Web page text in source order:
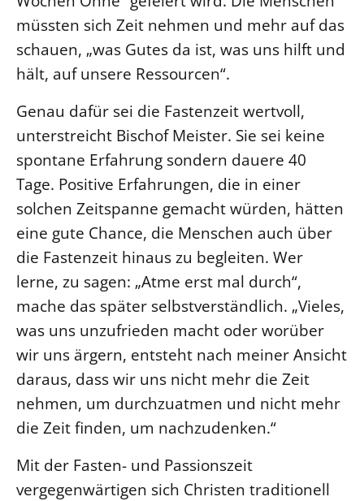
müssten sich Zeit nehmen und mehr auf das
schauen, „was Gutes da ist, was uns hilft und
hält, auf unsere Ressourcen“.
Genau dafür sei die Fastenzeit wertvoll,
unterstreicht Bischof Meister. Sie sei keine
spontane Erfahrung sondern dauere 40
Tage. Positive Erfahrungen, die in einer
solchen Zeitspanne gemacht würden, hätten
eine gute Chance, die Menschen auch über
die Fastenzeit hinaus zu begleiten. Wer
lerne, zu sagen: „Atme erst mal durch“,
mache das später selbstverständlich. „Vieles,
was uns unzufrieden macht oder worüber
wir uns ärgern, entsteht nach meiner Ansicht
daraus, dass wir uns nicht mehr die Zeit
nehmen, um durchzuatmen und nicht mehr
die Zeit finden, um nachzudenken.“
Mit der Fasten- und Passionszeit
vergegenwärtigen sich Christen traditionell